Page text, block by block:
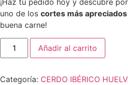
¡Haz tu pedido hoy y descubre
uno de los cortes más apreciados
buena carne!
Añadir al carrito
Categoría: CERDO IBÉRICO